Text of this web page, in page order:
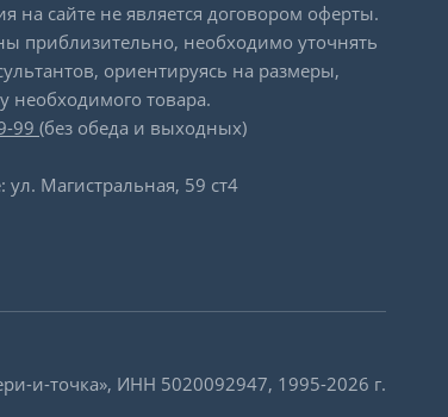
сайте не является договором оферты.
приблизительно, необходимо уточнять
ориентируясь на размеры,
необходимого товара.
99 (без обеда и выходных)
ул. Магистральная, 59 ст4
и-точка», ИНН 5020092947, 1995-2026 г.